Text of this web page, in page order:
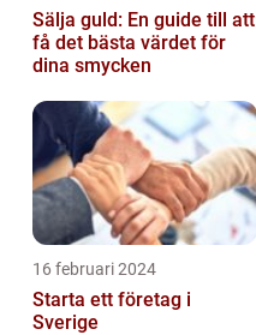
Sälja guld: En guide till att
få det bästa värdet för
dina smycken
16 februari 2024
Starta ett företag i
Sverige